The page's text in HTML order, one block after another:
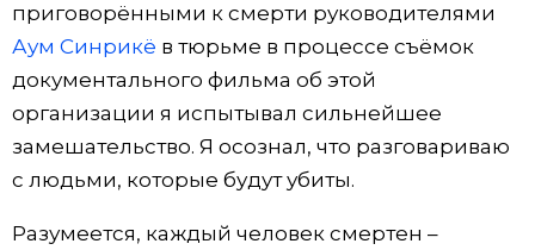
приговорёнными к смерти руководителями
Аум Синрикё в тюрьме в процессе съёмок
документального фильма об этой
организации я испытывал сильнейшее
замешательство. Я осознал, что разговариваю
с людьми, которые будут убиты.
Разумеется, каждый человек смертен –